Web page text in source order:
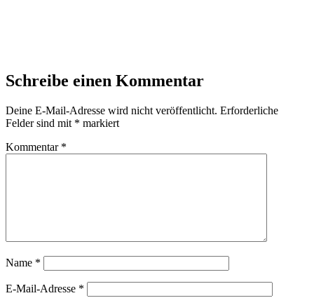
Schreibe einen Kommentar
Deine E-Mail-Adresse wird nicht veröffentlicht. Erforderliche
Felder sind mit * markiert
Kommentar *
Name *
E-Mail-Adresse *